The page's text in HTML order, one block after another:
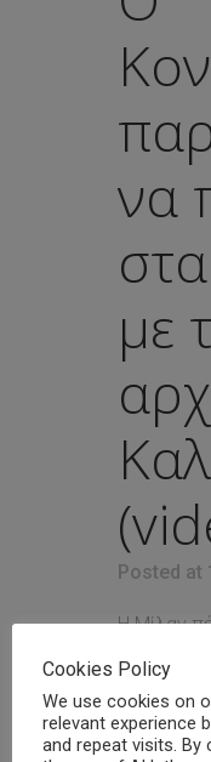
να
με
Posted at
Η Μίλαν
απέναντι
το κλίμα
Cookies Policy
We use cookies on
relevant experience
and repeat visits. By